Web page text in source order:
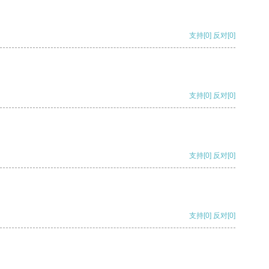
支持[0] 反对[0]
支持[0] 反对[0]
支持[0] 反对[0]
支持[0] 反对[0]